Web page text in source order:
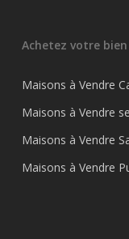
Achetez votre bien
Maisons à Vendre
Maisons à Vendre
Maisons à Vendre
Maisons à Vendre